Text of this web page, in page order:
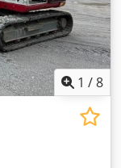
1 /8